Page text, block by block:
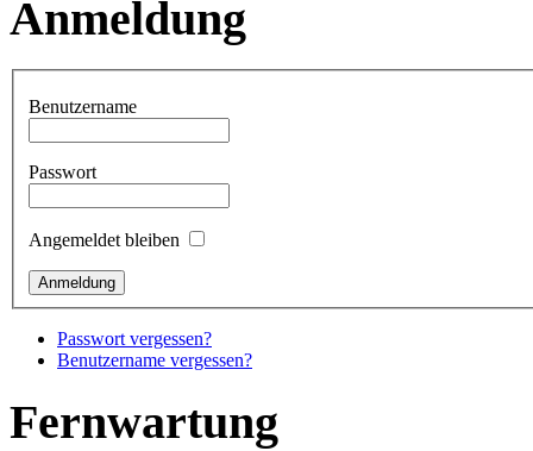
Anmeldung
Benutzername
Passwort
Angemeldet bleiben
Passwort vergessen?
Benutzername vergessen?
Fernwartung